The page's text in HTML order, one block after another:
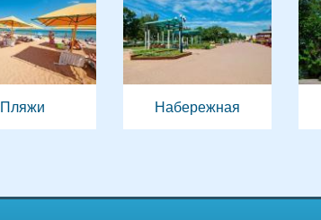
Пляжи Набережная